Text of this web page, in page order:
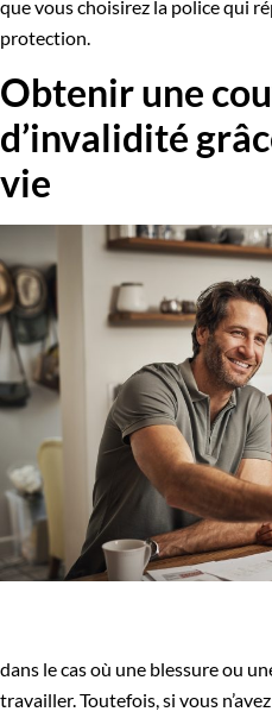
que vous choisirez la police qui
protection.
Obtenir une
d’invalidité
vie
dans le cas où une blessure ou
travailler. Toutefois, si vous